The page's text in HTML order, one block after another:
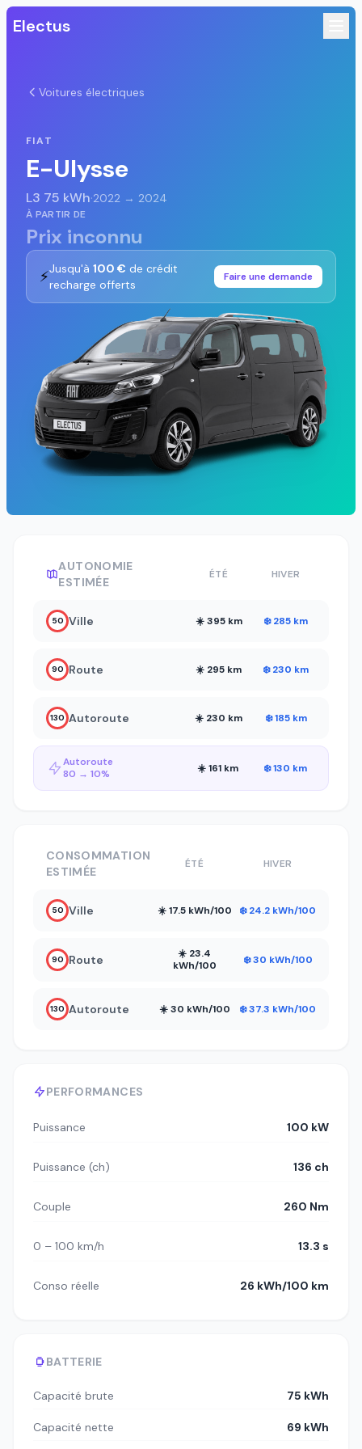
Electus
Voitures électriques
FIAT
E-Ulysse
L3 75 kWh·2022 → 2024
À PARTIR DE
Prix inconnu
⚡Jusqu'à 100 € de crédit
recharge offerts
Faire une demande
AUTONOMIE
ESTIMÉE
ÉTÉ HIVER
50 Ville ☀️ 395 km ❄️ 285 km
90 Route ☀️ 295 km ❄️ 230 km
130 Autoroute ☀️ 230 km ❄️ 185 km
Autoroute
80 → 10%
☀️ 161 km ❄️ 130 km
PERFORMANCES
Puissance 100 kW
Puissance (ch) 136 ch
Couple 260 Nm
0 – 100 km/h 13.3 s
Conso réelle 26 kWh/100 km
BATTERIE
Capacité brute 75 kWh
Capacité nette 69 kWh
CONSOMMATION
ESTIMÉE
ÉTÉ HIVER
50 Ville ☀️ 17.5 kWh/100 ❄️ 24.2 kWh/100
90 Route
☀️ 23.4
kWh/100
❄️ 30 kWh/100
130 Autoroute ☀️ 30 kWh/100 ❄️ 37.3 kWh/100